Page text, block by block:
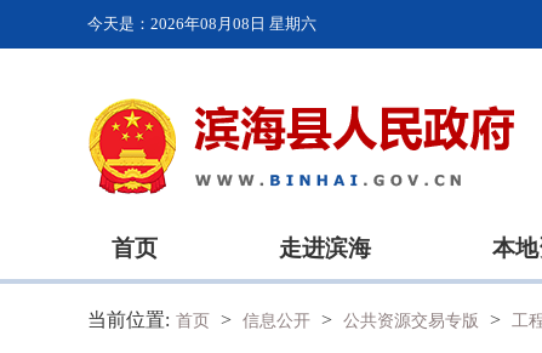
今天是： 2026年08月08日 星期六
首页 走进滨海 本
当前位置: 首页 > 信息公开 > 公共资源交易专版 > 工